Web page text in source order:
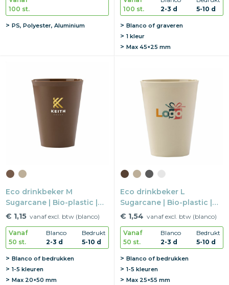
100 st.
PS, Polyester, Aluminium
100 st.
2-3 d
5-10 d
Blanco of graveren
1 kleur
Max 45×25 mm
Eco drinkbeker M
Sugarcane | Bio-plastic |
200 ml | Herbruikbaar
€ 1,15 vanaf excl. btw (blanco)
Vanaf
50 st.
Blanco
2-3 d
Bedrukt
5-10 d
Blanco of bedrukken
1-5 kleuren
Max 20×50 mm
Eco drinkbeker L
Sugarcane | Bio-plastic |
360 ml | Herbruikbaar
€ 1,54 vanaf excl. btw (blanco)
Vanaf
50 st.
Blanco
2-3 d
Bedrukt
5-10 d
Blanco of bedrukken
1-5 kleuren
Max 25×55 mm